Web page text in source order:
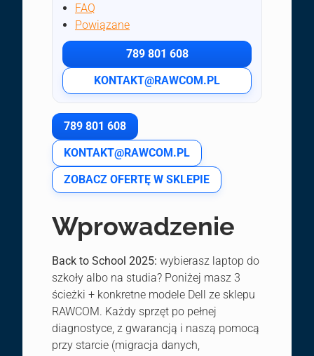
FAQ
Powiązane
789 801 608
KONTAKT@RAWCOM.PL
789 801 608
KONTAKT@RAWCOM.PL
ZOBACZ OFERTĘ W SKLEPIE
Wprowadzenie
Back to School 2025: wybierasz laptop do
szkoły albo na studia? Poniżej masz 3
ścieżki + konkretne modele Dell ze sklepu
RAWCOM. Każdy sprzęt po pełnej
diagnostyce, z gwarancją i naszą pomocą
przy starcie (migracja danych,